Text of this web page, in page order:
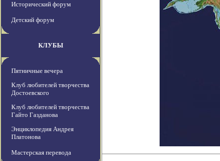
Исторический форум
Детский форум
КЛУБЫ
Пятничные вечера
Клуб любителей творчества
Достоевского
Клуб любителей творчества
Гайто Газданова
Энциклопедия Андрея
Платонова
Мастерская перевода